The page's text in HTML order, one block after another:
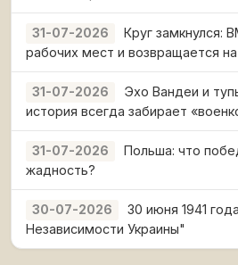
31-07-2026
Круг замкнулся:
рабочих мест и возвращается
31-07-2026
Эхо Вандеи и
история всегда забирает
31-07-2026
Польша: что
жадность?
30-07-2026
30 июня 1941
Независимости Украины"